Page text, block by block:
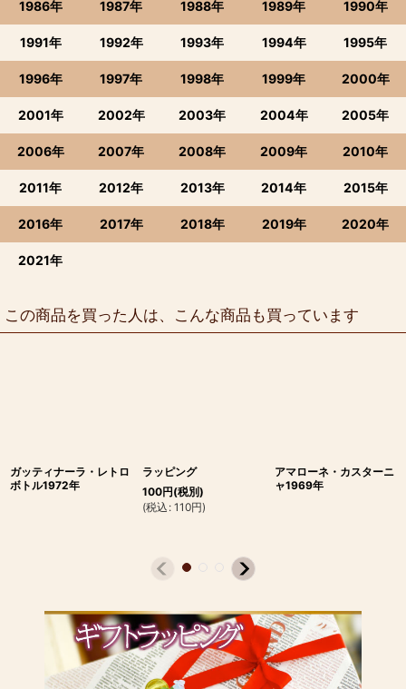
1986年 1987年 1988年 1989年 1990年
1991年 1992年 1993年 1994年 1995年
1996年 1997年 1998年 1999年 2000年
2001年 2002年 2003年 2004年 2005年
2006年 2007年 2008年 2009年 2010年
2011年 2012年 2013年 2014年 2015年
2016年 2017年 2018年 2019年 2020年
2021年
この商品を買った人は、こんな商品も買っています
ガッティナーラ・レトロ
ボトル1972年
ラッピング
100円(税別)
(税込 : 110円)
アマローネ・カスターニ
ャ1969年